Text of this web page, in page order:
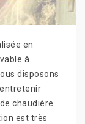
en
à
disposons
chaudière
est très